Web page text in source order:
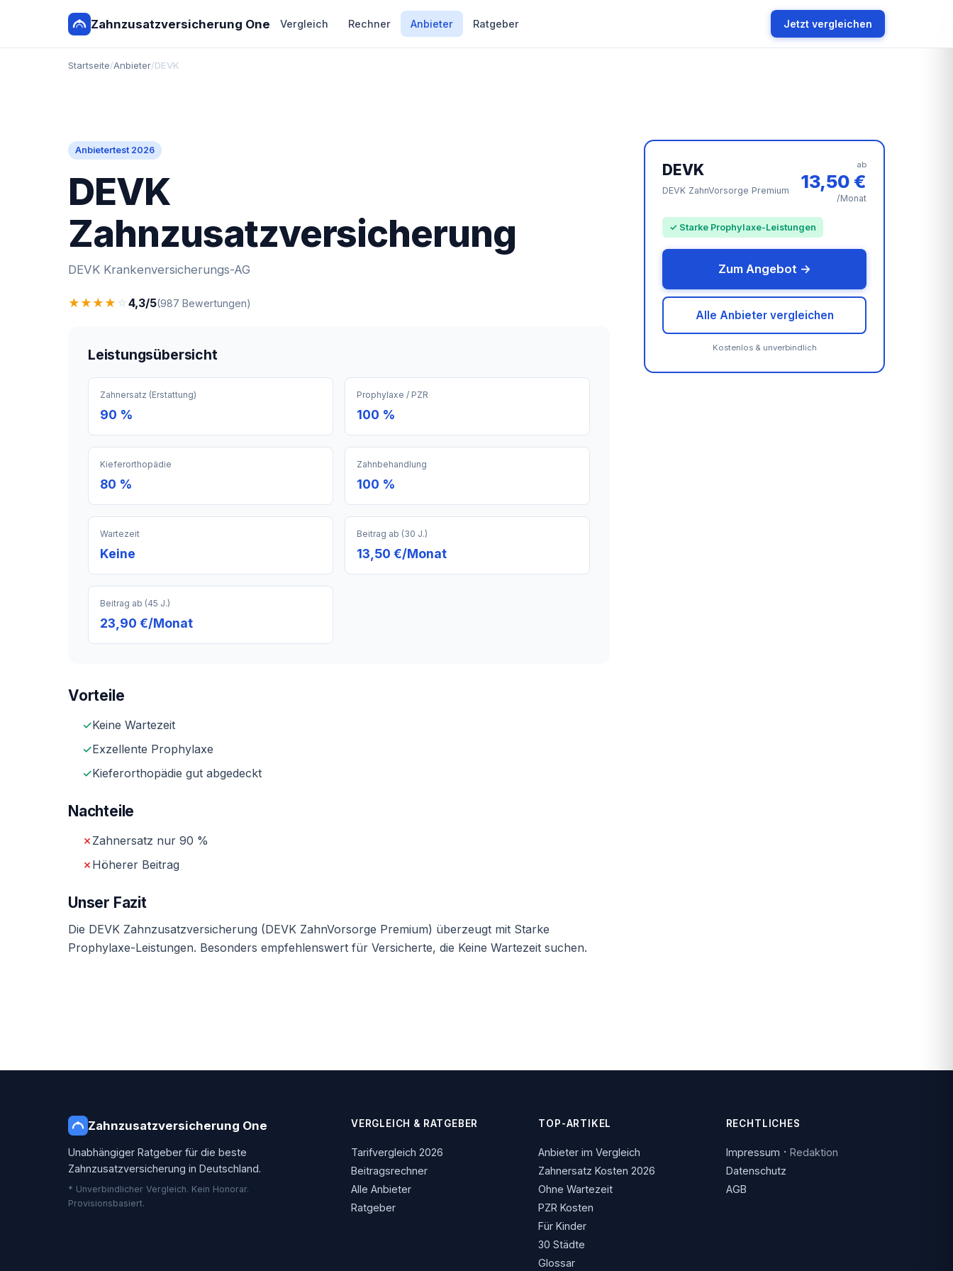
Zahnzusatzversicherung One Vergleich Rechner Anbieter Ratgeber Jetzt vergleichen
Startseite/Anbieter/DEVK
Anbietertest 2026
DEVK
Zahnzusatzversicherung
DEVK Krankenversicherungs-AG
★ ★ ★ ★ ☆4,3/5(987 Bewertungen)
Leistungsübersicht
Zahnersatz (Erstattung)
90 %
Prophylaxe / PZR
100 %
Kieferorthopädie
80 %
Zahnbehandlung
100 %
Wartezeit
Keine
Beitrag ab (30 J.)
13,50 €/Monat
Beitrag ab (45 J.)
23,90 €/Monat
Vorteile
✓Keine Wartezeit
✓Exzellente Prophylaxe
✓Kieferorthopädie gut abgedeckt
Nachteile
✗ Zahnersatz nur 90 %
✗ Höherer Beitrag
Unser Fazit
Die DEVK Zahnzusatzversicherung (DEVK ZahnVorsorge Premium) überzeugt mit Starke
Prophylaxe-Leistungen. Besonders empfehlenswert für Versicherte, die Keine Wartezeit suchen.
DEVK
DEVK ZahnVorsorge Premium
ab
13,50 €
/Monat
✓ Starke Prophylaxe-Leistungen
Zum Angebot →
Alle Anbieter vergleichen
Kostenlos & unverbindlich
Zahnzusatzversicherung One
Unabhängiger Ratgeber für die beste
Zahnzusatzversicherung in Deutschland.
* Unverbindlicher Vergleich. Kein Honorar.
Provisionsbasiert.
VERGLEICH & RATGEBER
Tarifvergleich 2026
Beitragsrechner
Alle Anbieter
Ratgeber
TOP-ARTIKEL
Anbieter im Vergleich
Zahnersatz Kosten 2026
Ohne Wartezeit
PZR Kosten
Für Kinder
30 Städte
Glossar
RECHTLICHES
Impressum · Redaktion
Datenschutz
AGB